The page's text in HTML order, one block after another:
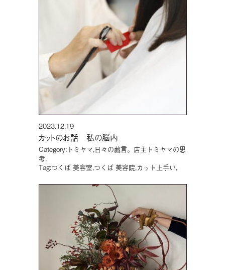
2023.12.19
カットのお話 私の脳内
Category:トミヤマ,日々の戯言。店主トミヤマの思
考,
Tag:つくば 美容室,つくば 美容院,カット上手い,